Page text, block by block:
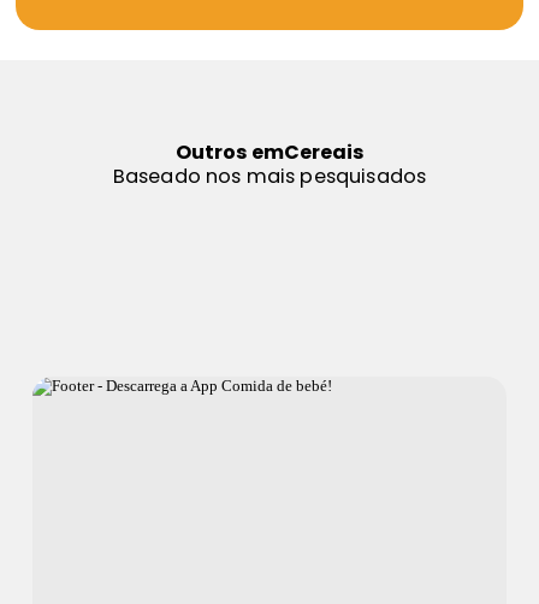
Outros emCereais
Baseado nos mais pesquisados